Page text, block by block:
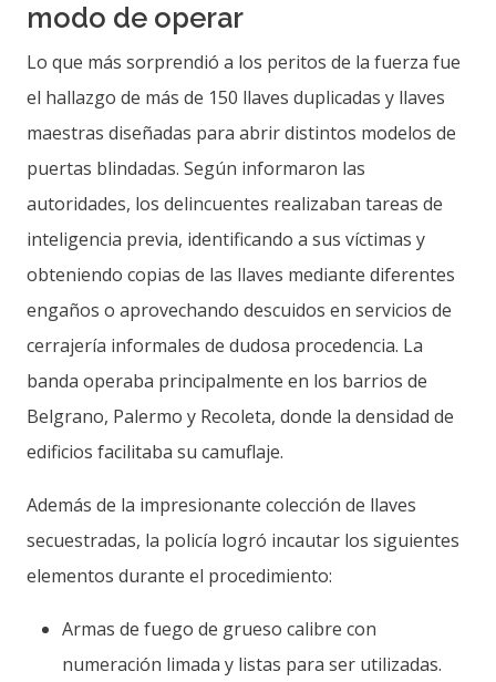
modo de operar
Lo que más sorprendió a los peritos de la fuerza fue
el hallazgo de más de 150 llaves duplicadas y llaves
maestras diseñadas para abrir distintos modelos de
puertas blindadas. Según informaron las
autoridades, los delincuentes realizaban tareas de
inteligencia previa, identificando a sus víctimas y
obteniendo copias de las llaves mediante diferentes
engaños o aprovechando descuidos en servicios de
cerrajería informales de dudosa procedencia. La
banda operaba principalmente en los barrios de
Belgrano, Palermo y Recoleta, donde la densidad de
edificios facilitaba su camuflaje.
Además de la impresionante colección de llaves
secuestradas, la policía logró incautar los siguientes
elementos durante el procedimiento:
Armas de fuego de grueso calibre con
numeración limada y listas para ser utilizadas.